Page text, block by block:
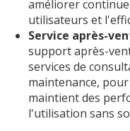
améliorer
utilisateurs et
Service après-
support après-
services de
maintenance,
maintient des
l'utilisation sans